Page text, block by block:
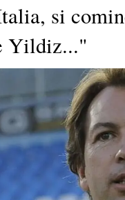
si
Yildiz..."